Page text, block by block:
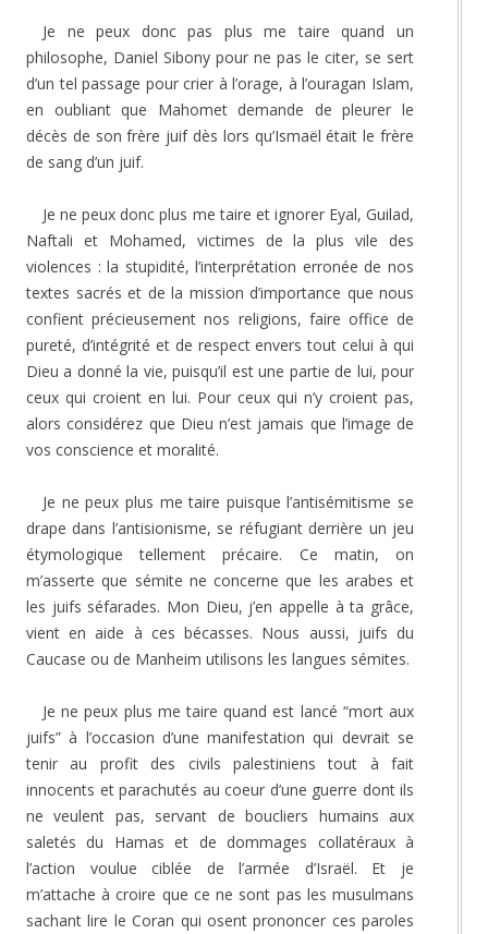
Je ne peux donc pas plus me taire quand un
philosophe, Daniel Sibony pour ne pas le citer, se sert
d’un tel passage pour crier à l’orage, à l’ouragan Islam,
en oubliant que Mahomet demande de pleurer le
décès de son frère juif dès lors qu’Ismaël était le frère
de sang d’un juif.
Je ne peux donc plus me taire et ignorer Eyal, Guilad,
Naftali et Mohamed, victimes de la plus vile des
violences : la stupidité, l’interprétation erronée de nos
textes sacrés et de la mission d’importance que nous
confient précieusement nos religions, faire office de
pureté, d’intégrité et de respect envers tout celui à qui
Dieu a donné la vie, puisqu’il est une partie de lui, pour
ceux qui croient en lui. Pour ceux qui n’y croient pas,
alors considérez que Dieu n’est jamais que l’image de
vos conscience et moralité.
Je ne peux plus me taire puisque l’antisémitisme se
drape dans l’antisionisme, se réfugiant derrière un jeu
étymologique tellement précaire. Ce matin, on
m’asserte que sémite ne concerne que les arabes et
les juifs séfarades. Mon Dieu, j’en appelle à ta grâce,
vient en aide à ces bécasses. Nous aussi, juifs du
Caucase ou de Manheim utilisons les langues sémites.
Je ne peux plus me taire quand est lancé “mort aux
juifs” à l’occasion d’une manifestation qui devrait se
tenir au profit des civils palestiniens tout à fait
innocents et parachutés au coeur d’une guerre dont ils
ne veulent pas, servant de boucliers humains aux
saletés du Hamas et de dommages collatéraux à
l’action voulue ciblée de l’armée d’Israël. Et je
m’attache à croire que ce ne sont pas les musulmans
sachant lire le Coran qui osent prononcer ces paroles